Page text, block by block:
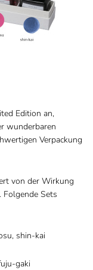
Edition an,
wunderbaren
Verpackung
von der Wirkung
Folgende Sets
shin-kai
gaki